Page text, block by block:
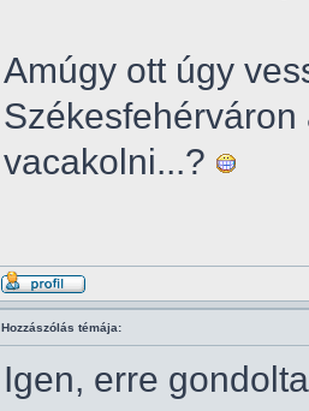
Amúgy ott úgy
vacakolni...?
Hozzászólás témája:
Igen, erre